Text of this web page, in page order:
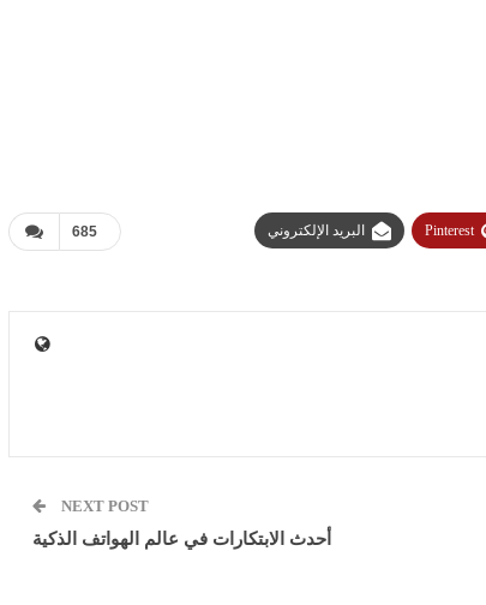
685 Pinterest البريد الإلكتروني
NEXT POST
أحدث الابتكارات في عالم الهواتف الذكية